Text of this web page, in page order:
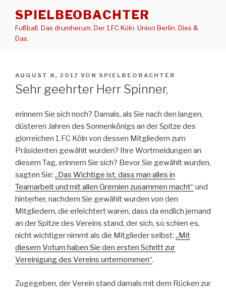
Inhalt
springen
SPIELBEOBACHTER
Fußball. Das drumherum. Der 1.FC Köln. Union Berlin. Dies &
Das.
VERÖFFENTLICHT
AM
AUGUST 8, 2017 VON SPIELBEOBACHTER
Sehr geehrter Herr Spinner,
erinnern Sie sich noch? Damals, als Sie nach den langen,
düsteren Jahren des Sonnenkönigs an der Spitze des
glorreichen 1.FC Köln von dessen Mitgliedern zum
Präsidenten gewählt wurden? Ihre Wortmeldungen an
diesem Tag, erinnern Sie sich? Bevor Sie gewählt wurden,
sagten Sie: „Das Wichtige ist, dass man alles in
Teamarbeit und mit allen Gremien zusammen macht“ und
hinterher, nachdem Sie gewählt wurden von den
Mitgliedern, die erleichtert waren, dass da endlich jemand
an der Spitze des Vereins stand, der sich, so schien es,
nicht wichtiger nimmt als die Mitglieder selbst: „Mit
diesem Votum haben Sie den ersten Schritt zur
Vereinigung des Vereins unternommen“.
Zugegeben, der Verein stand damals mit dem Rücken zur